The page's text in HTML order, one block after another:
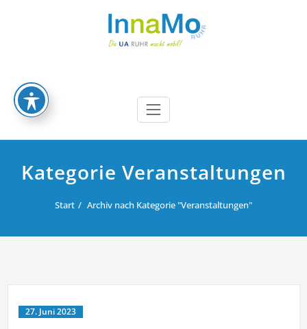
InnaMoRuhr
Die UA Ruhr macht mobil
Kategorie Veranstaltungen
Start Archiv nach Kategorie "Veranstaltungen"
27. Juni 2023